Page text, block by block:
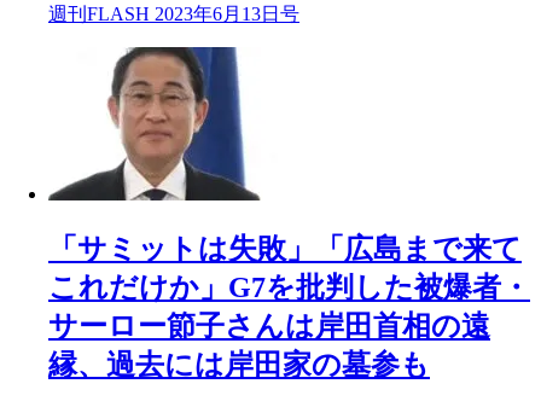
週刊FLASH 2023年6月13日号
「サミットは失敗」「広島まで来て
これだけか」G7を批判した被爆者・
サーロー節子さんは岸田首相の遠
縁、過去には岸田家の墓参も